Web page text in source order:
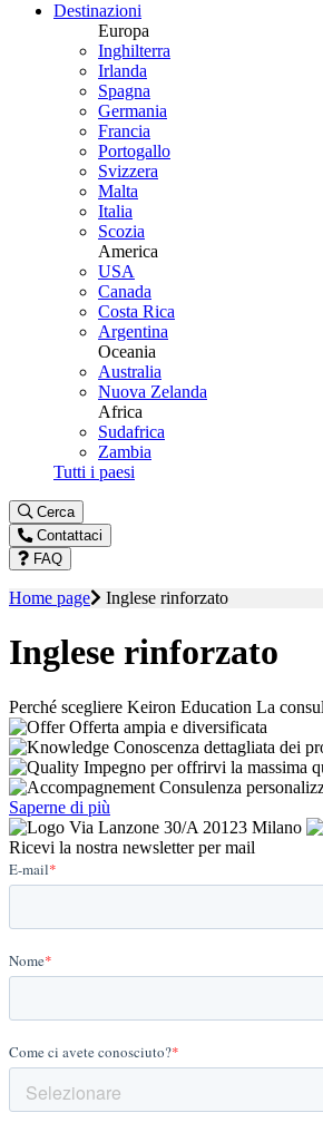
Destinazioni
Europa
Inghilterra
Irlanda
Spagna
Germania
Francia
Portogallo
Svizzera
Malta
Italia
Scozia
America
USA
Canada
Costa Rica
Argentina
Oceania
Australia
Nuova Zelanda
Africa
Sudafrica
Zambia
Tutti i paesi
Cerca
Contattaci
FAQ
Home page Inglese rinforzato
Inglese rinforzato
Perché scegliere Keiron Education La
Offerta ampia e diversificata
Conoscenza dettagliata dei
Impegno per offrirvi la massima
Consulenza
Saperne di più
Via Lanzone 30/A 20123 Milano
Ricevi la nostra newsletter per mail